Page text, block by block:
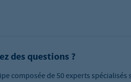
des questions ?
composée de 50 experts spécialisés